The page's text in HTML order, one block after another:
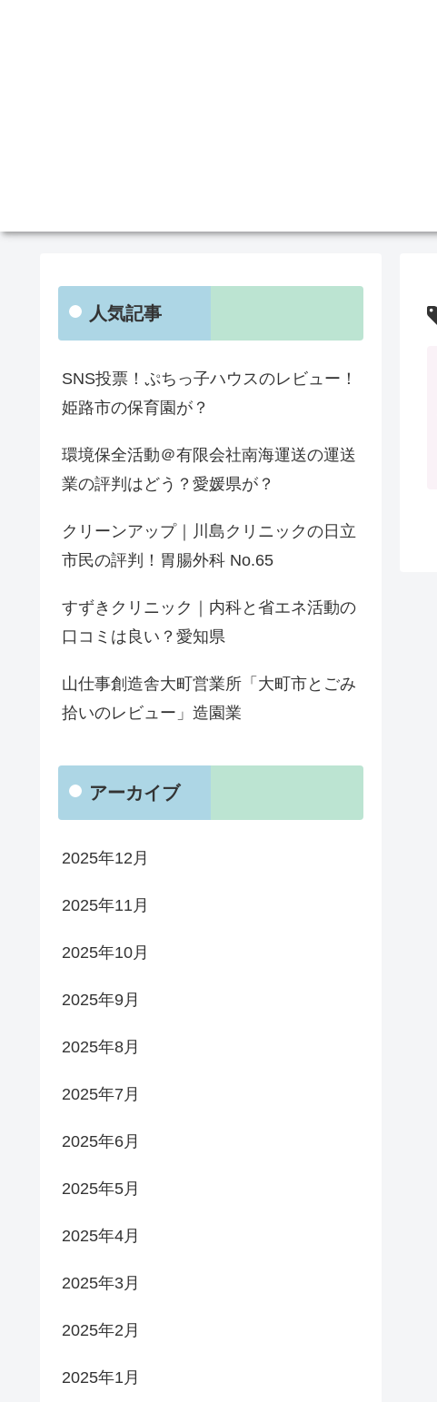
人気記事
SNS投票！ぷちっ子ハウスのレビュー！
姫路市の保育園が？
環境保全活動＠有限会社南海運送の運送
業の評判はどう？愛媛県が？
クリーンアップ｜川島クリニックの日立
市民の評判！胃腸外科 No.65
すずきクリニック｜内科と省エネ活動の
口コミは良い？愛知県
山仕事創造舎大町営業所「大町市とごみ
拾いのレビュー」造園業
アーカイブ
2025年12月
2025年11月
2025年10月
2025年9月
2025年8月
2025年7月
2025年6月
2025年5月
2025年4月
2025年3月
2025年2月
2025年1月